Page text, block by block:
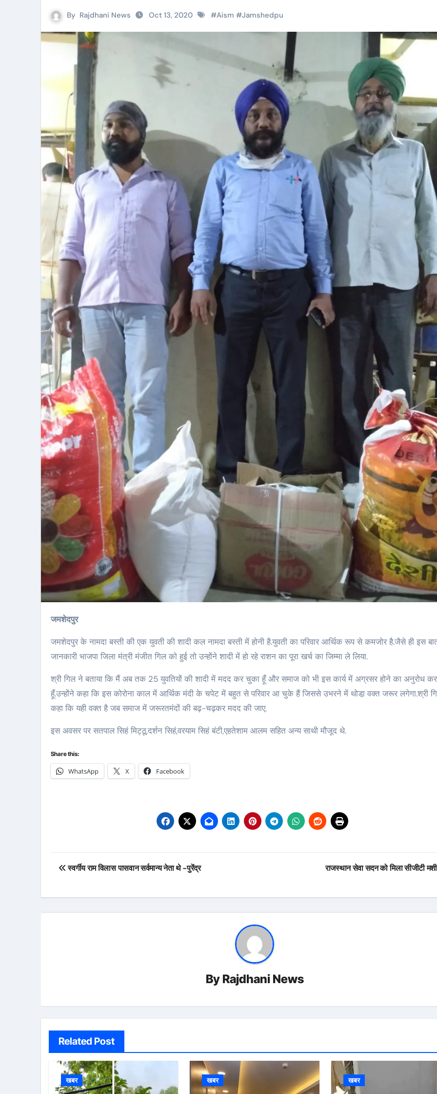
By Rajdhani News Oct 13, 2020 #Aism #Jamshedpu
जमशेदपुर
जमशेदपुर के नामदा बस्ती की एक युवती की शादी कल नामदा बस्ती में होनी है.युवती का परिवार आर्थिक रूप से कमजोर है.जैसे ही इस
जानकारी भाजपा जिला मंत्री मंजीत गिल को हुई तो उन्होंने शादी में हो रहे राशन का पूरा खर्च का जिम्मा ले लिया.
श्री गिल ने बताया कि मैं अब तक 25 युवतियों की शादी में मदद कर चुका हूँ और समाज को भी इस कार्य में अग्रसर होने का अनुरोध
हूँ.उन्होंने कहा कि इस कोरोना काल में आर्थिक मंदी के चपेट में बहुत से परिवार आ चुके हैं जिससे उभरने में थोडा़ वक्त जरूर लगेगा.श्री
कहा कि यही वक्त है जब समाज में जरूरतमंदों की बढ़-चढ़कर मदद की जाए.
इस अवसर पर सतपाल सिहं मिट्ठू,दर्शन सिहं,वरयाम सिहं बंटी,एहतेशाम आलम सहित अन्य साथी मौजूद थे.
Share this:
WhatsApp X Facebook
Post
स्वर्गीय राम विलास पासवान सर्वमान्य नेता थे -पुरेंद्र राजस्थान सेवा सदन को मिला सीजीटी
By Rajdhani News
Related Post
खबर खबर खबर